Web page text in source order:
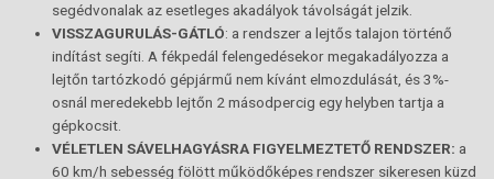
segédvonalak az esetleges akadályok távolságát jelzik.
VISSZAGURULÁS-GÁTLÓ: a rendszer a lejtős talajon történő
indítást segíti. A fékpedál felengedésekor megakadályozza a
lejtőn tartózkodó gépjármű nem kívánt elmozdulását, és 3%-
osnál meredekebb lejtőn 2 másodpercig egy helyben tartja a
gépkocsit.
VÉLETLEN SÁVELHAGYÁSRA FIGYELMEZTETŐ RENDSZER: a
60 km/h sebesség fölött működőképes rendszer sikeresen küzd